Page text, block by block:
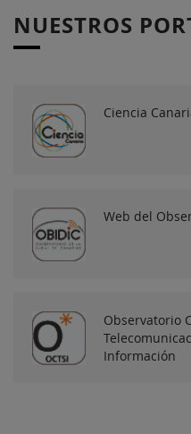
NUESTROS
Ciencia
Web del
Observatorio
Información